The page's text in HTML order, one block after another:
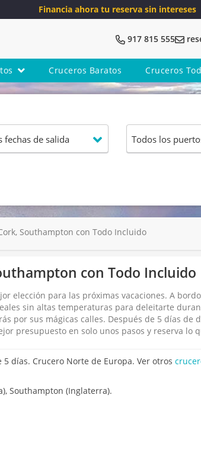
Financia ahora tu reserva sin intereses
917 815 555
Cruceros Baratos Cruceros
Southampton con Todo Incluido
con Todo Incluido
elección para las próximas vacaciones. A
sin altas temperaturas para deleitarte
por sus mágicas calles. Después de 5 días
presupuesto en solo unos pasos y reserva lo
días. Crucero Norte de Europa. Ver otros
Southampton (Inglaterra).